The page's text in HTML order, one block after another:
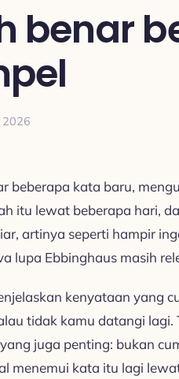
benar
2026
beberapa kata baru,
itu lewat beberapa hari,
artinya seperti hampir
lupa Ebbinghaus masih
kenyataan yang
tidak kamu datangi
juga penting: bukan
menemui kata itu lagi